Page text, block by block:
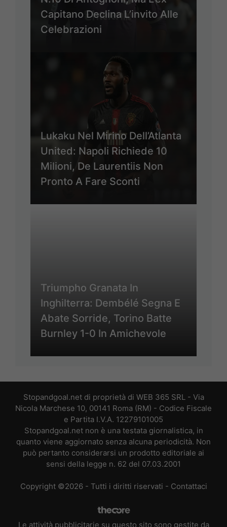
Capitano Declina L’invito Alle
Celebrazioni
Lukaku Nel Mirino Dell’Atlanta
United: Napoli Richiede 10
Milioni, De Laurentiis Non
Pronto A Fare Sconti
Triumpho Granata In
Inghilterra: Dembélé Segna E
Abate Sorride, Torino Batte
Burnley 1-0 In Amichevole
Stopandgoal.net di proprietà di WEB 365 SRL - Via
Nicola Marchese 10, 00141 Roma (RM) - Codice Fiscale
e Partita I.V.A. 12279101005
Stopandgoal.net non è una testata giornalistica, in
quanto viene aggiornato senza alcuna periodicità. Non
può pertanto considerarsi un prodotto editoriale ai
sensi della legge n. 62 del 07.03.2001
Copyright ©2026 - Tutti i diritti riservati - Contattaci
Le attività pubblicitarie su questo sito sono gestite da